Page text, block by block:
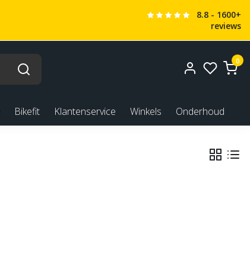
8.8 - 1600+
reviews
0
Bikefit Klantenservice Winkels Onderhoud